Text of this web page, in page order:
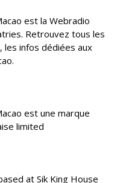
est la Webradio
Retrouvez tous les
les infos dédiées aux
est une marque
limited
at Sik King House